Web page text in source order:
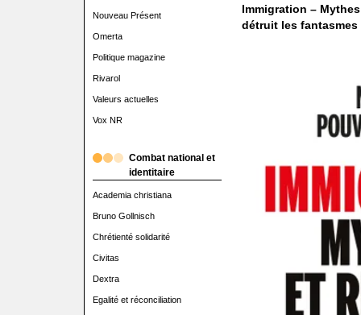
Nouveau Présent
Omerta
Politique magazine
Rivarol
Valeurs actuelles
Vox NR
Combat national et
identitaire
Academia christiana
Bruno Gollnisch
Chrétienté solidarité
Civitas
Dextra
Egalité et réconciliation
Immigration –
détruit les